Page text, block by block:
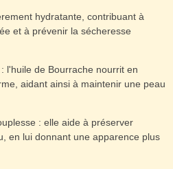
hydratante, contribuant à
et à prévenir la sécheresse
l'huile de Bourrache nourrit en
aidant ainsi à maintenir une peau
: elle aide à préserver
en lui donnant une apparence plus